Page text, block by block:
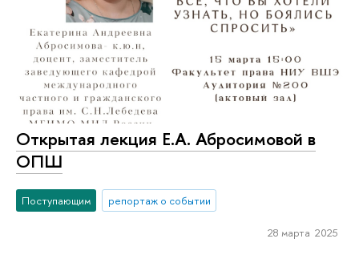
Открытая лекция Е.А. Абросимовой в
ОПШ
Поступающим репортаж о событии
28 марта 2025